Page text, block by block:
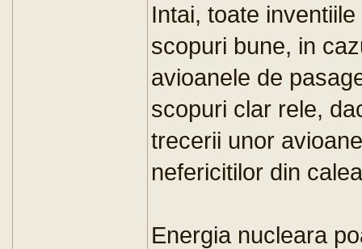
Intai, toate
scopuri bune, in
avioanele de
scopuri clar rele,
trecerii unor
nefericitilor din
Energia nucleara